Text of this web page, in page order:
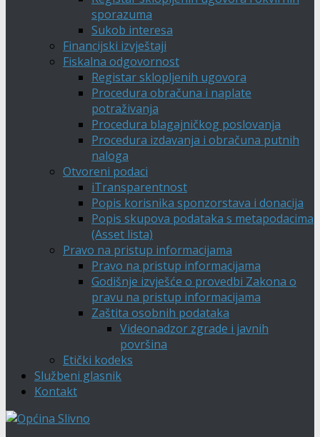
sporazuma
Sukob interesa
Financijski izvještaji
Fiskalna odgovornost
Registar sklopljenih ugovora
Procedura obračuna i naplate
potraživanja
Procedura blagajničkog poslovanja
Procedura izdavanja i obračuna putnih
naloga
Otvoreni podaci
iTransparentnost
Popis korisnika sponzorstava i donacija
Popis skupova podataka s metapodacima
(Asset lista)
Pravo na pristup informacijama
Pravo na pristup informacijama
Godišnje izvješće o provedbi Zakona o
pravu na pristup informacijama
Zaštita osobnih podataka
Videonadzor zgrade i javnih
površina
Etički kodeks
Službeni glasnik
Kontakt